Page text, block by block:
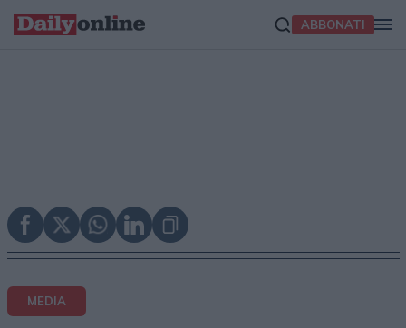
ABBONATI
MEDIA